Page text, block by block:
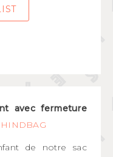
avec fermeture
HINDBAG
de notre sac